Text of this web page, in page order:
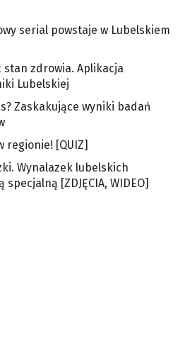
serial powstaje w Lubelskiem
stan zdrowia. Aplikacja
Lubelskiej
Zaskakujące wyniki badań
regionie! [QUIZ]
Wynalazek lubelskich
[ZDJĘCIA, WIDEO]